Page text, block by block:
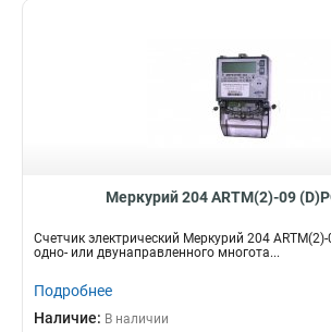
Меркурий 204 ARTM(2)-09
Счетчик электрический Меркурий 204 ARTM(2)-
одно- или двунаправленного многота...
Подробнее
Наличие: В наличии